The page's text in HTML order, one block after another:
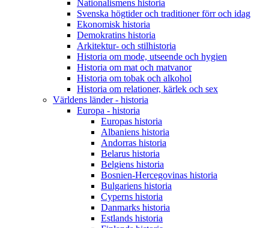
Nationalismens historia
Svenska högtider och traditioner förr och idag
Ekonomisk historia
Demokratins historia
Arkitektur- och stilhistoria
Historia om mode, utseende och hygien
Historia om mat och matvanor
Historia om tobak och alkohol
Historia om relationer, kärlek och sex
Världens länder - historia
Europa - historia
Europas historia
Albaniens historia
Andorras historia
Belarus historia
Belgiens historia
Bosnien-Hercegovinas historia
Bulgariens historia
Cyperns historia
Danmarks historia
Estlands historia